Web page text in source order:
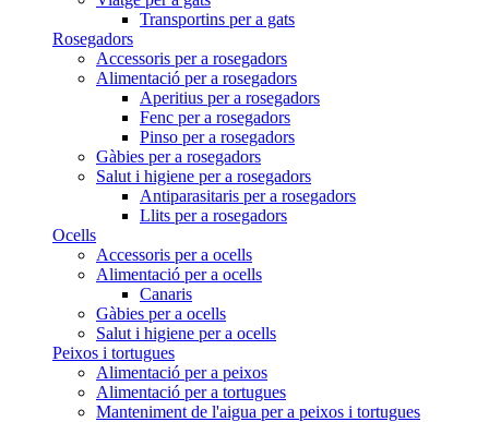
Transportins per a gats
Rosegadors
Accessoris per a rosegadors
Alimentació per a rosegadors
Aperitius per a rosegadors
Fenc per a rosegadors
Pinso per a rosegadors
Gàbies per a rosegadors
Salut i higiene per a rosegadors
Antiparasitaris per a rosegadors
Llits per a rosegadors
Ocells
Accessoris per a ocells
Alimentació per a ocells
Canaris
Gàbies per a ocells
Salut i higiene per a ocells
Peixos i tortugues
Alimentació per a peixos
Alimentació per a tortugues
Manteniment de l'aigua per a peixos i tortugues